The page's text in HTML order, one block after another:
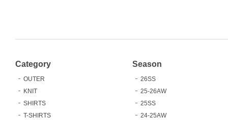
Category
OUTER
KNIT
SHIRTS
T-SHIRTS
Season
26SS
25-26AW
25SS
24-25AW